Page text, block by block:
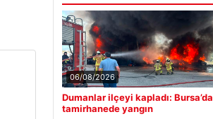
06/08/2026
Dumanlar ilçeyi kapladı: Bursa’da
tamirhanede yangın